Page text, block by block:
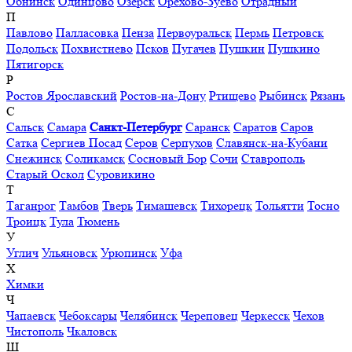
П
Павлово Палласовка Пенза Первоуральск Пермь Петровск
Подольск Похвистнево Псков Пугачев Пушкин Пушкино
Пятигорск
Р
Ростов Ярославский Ростов-на-Дону Ртищево Рыбинск Рязань
С
Сальск Самара Санкт-Петербург Саранск Саратов Саров
Сатка Сергиев Посад Серов Серпухов Славянск-на-Кубани
Снежинск Соликамск Сосновый Бор Сочи Ставрополь
Старый Оскол Суровикино
Т
Таганрог Тамбов Тверь Тимашевск Тихорецк Тольятти Тосно
Троицк Тула Тюмень
У
Углич Ульяновск Урюпинск Уфа
Х
Химки
Ч
Чапаевск Чебоксары Челябинск Череповец Черкесск Чехов
Чистополь Чкаловск
Ш